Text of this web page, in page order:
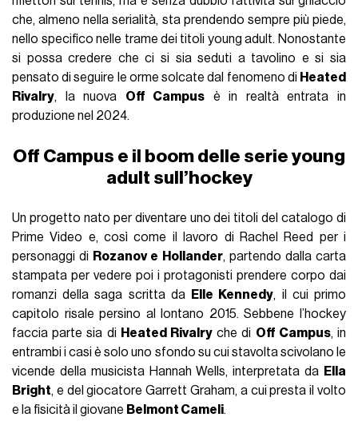
che, almeno nella serialità, sta prendendo sempre più piede,
nello specifico nelle trame dei titoli young adult. Nonostante
si possa credere che ci si sia seduti a tavolino e si sia
pensato di seguire le orme solcate dal fenomeno di Heated
Rivalry, la nuova Off Campus è in realtà entrata in
produzione nel 2024.
Off Campus e il boom delle serie young
adult sull’hockey
Un progetto nato per diventare uno dei titoli del catalogo di
Prime Video e, così come il lavoro di Rachel Reed per i
personaggi di Rozanov e Hollander, partendo dalla carta
stampata per vedere poi i protagonisti prendere corpo dai
romanzi della saga scritta da
Elle Kennedy, il cui primo
capitolo risale persino al lontano 2015. Sebbene l’hockey
faccia parte sia di Heated Rivalry che di Off Campus, in
entrambi i casi è solo uno sfondo su cui stavolta scivolano le
vicende della musicista Hannah Wells, interpretata da Ella
Bright, e del giocatore Garrett Graham, a cui presta il volto
e la fisicità il giovane Belmont Cameli.